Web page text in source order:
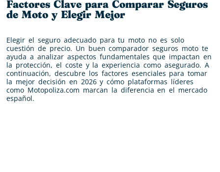
Factores Clave para Comparar Seguros
de Moto y Elegir Mejor
Elegir el seguro adecuado para tu moto no es solo
cuestión de precio. Un buen comparador seguros moto te
ayuda a analizar aspectos fundamentales que impactan en
la protección, el coste y la experiencia como asegurado. A
continuación, descubre los factores esenciales para tomar
la mejor decisión en 2026 y cómo plataformas líderes
como Motopoliza.com marcan la diferencia en el mercado
español.